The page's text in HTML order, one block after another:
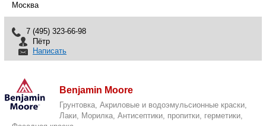
Москва
7 (495) 323-66-98
Пётр
Написать
Benjamin Moore
Грунтовка, Акриловые и водоэмульсионные краски,
Лаки, Морилка, Антисептики, пропитки, герметики,